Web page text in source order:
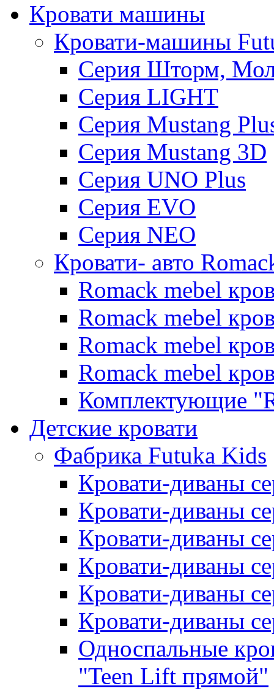
Кровати машины
Кровати-машины
Серия Шторм,
Серия LIGHT
Серия Mustang
Серия Mustang 3D
Серия UNO Plus
Серия EVO
Серия NEO
Кровати- авто
Romack mebel
Romack mebel
Romack mebel
Romack mebel
Комплектующие
Детские кровати
Фабрика Futuka Kids
Кровати-диваны
Кровати-диваны
Кровати-диваны
Кровати-диваны
Кровати-диваны
Кровати-диваны
Односпальные
"Teen Lift прямой"